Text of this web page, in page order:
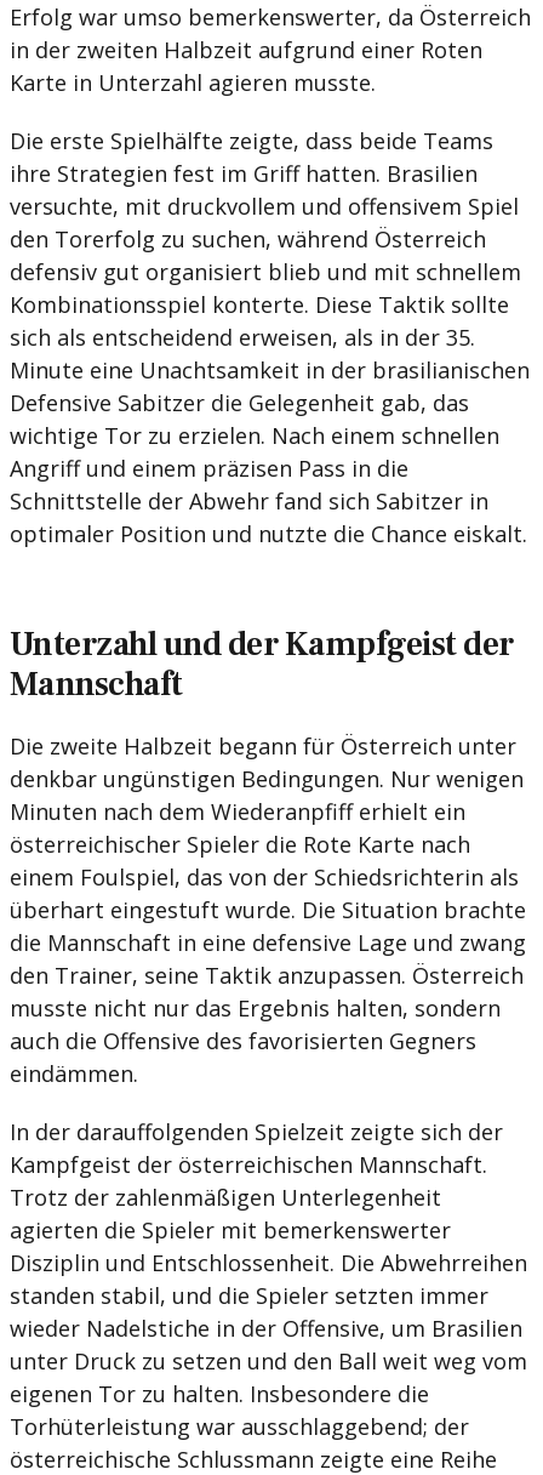
Erfolg war umso bemerkenswerter, da Österreich
in der zweiten Halbzeit aufgrund einer Roten
Karte in Unterzahl agieren musste.
Die erste Spielhälfte zeigte, dass beide Teams
ihre Strategien fest im Griff hatten. Brasilien
versuchte, mit druckvollem und offensivem Spiel
den Torerfolg zu suchen, während Österreich
defensiv gut organisiert blieb und mit schnellem
Kombinationsspiel konterte. Diese Taktik sollte
sich als entscheidend erweisen, als in der 35.
Minute eine Unachtsamkeit in der brasilianischen
Defensive Sabitzer die Gelegenheit gab, das
wichtige Tor zu erzielen. Nach einem schnellen
Angriff und einem präzisen Pass in die
Schnittstelle der Abwehr fand sich Sabitzer in
optimaler Position und nutzte die Chance eiskalt.
Unterzahl und der Kampfgeist der
Mannschaft
Die zweite Halbzeit begann für Österreich unter
denkbar ungünstigen Bedingungen. Nur wenigen
Minuten nach dem Wiederanpfiff erhielt ein
österreichischer Spieler die Rote Karte nach
einem Foulspiel, das von der Schiedsrichterin als
überhart eingestuft wurde. Die Situation brachte
die Mannschaft in eine defensive Lage und zwang
den Trainer, seine Taktik anzupassen. Österreich
musste nicht nur das Ergebnis halten, sondern
auch die Offensive des favorisierten Gegners
eindämmen.
In der darauffolgenden Spielzeit zeigte sich der
Kampfgeist der österreichischen Mannschaft.
Trotz der zahlenmäßigen Unterlegenheit
agierten die Spieler mit bemerkenswerter
Disziplin und Entschlossenheit. Die Abwehrreihen
standen stabil, und die Spieler setzten immer
wieder Nadelstiche in der Offensive, um Brasilien
unter Druck zu setzen und den Ball weit weg vom
eigenen Tor zu halten. Insbesondere die
Torhüterleistung war ausschlaggebend; der
österreichische Schlussmann zeigte eine Reihe